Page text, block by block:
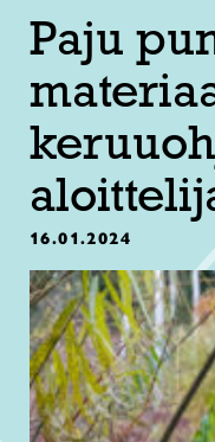
Paju
16.01.2024